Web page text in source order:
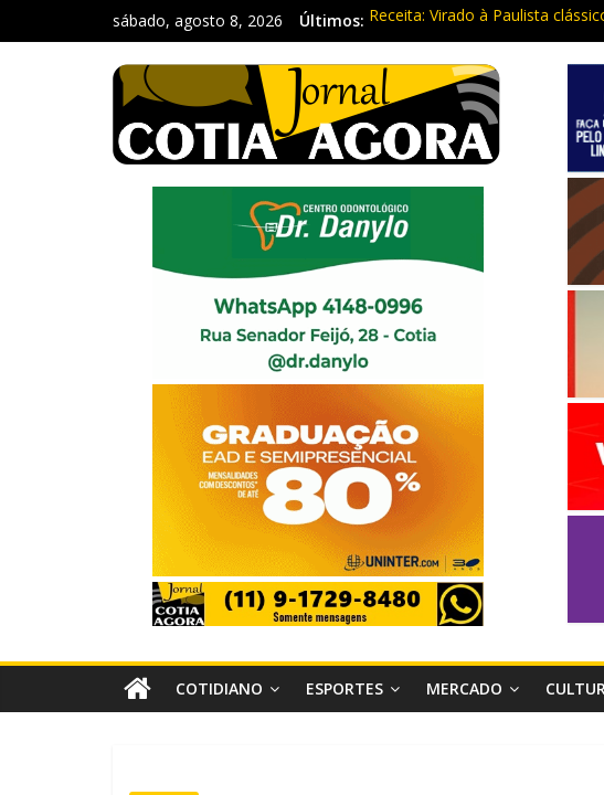
sábado, agosto 8, 2026 Últimos: Receita: Virado à Paulista
Ladrão de farmácia e
Cine Sustentável traz cinema
WhatsApp vai parar de
Equipe Guardiã Maria da
COTIDIANO ESPORTES MERCADO